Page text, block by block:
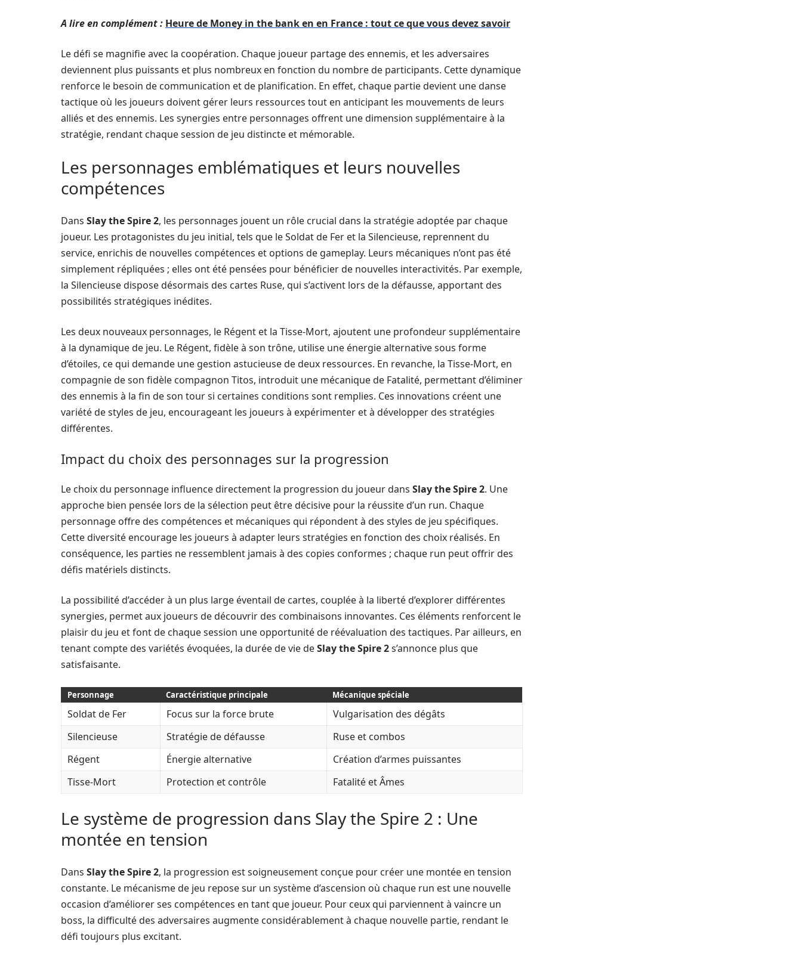
A lire en complément : Heure de Money in the bank en en France : tout ce que vous devez savoir
Le défi se magnifie avec la coopération. Chaque joueur partage des ennemis, et les adversaires
deviennent plus puissants et plus nombreux en fonction du nombre de participants. Cette dynamique
renforce le besoin de communication et de planification. En effet, chaque partie devient une danse
tactique où les joueurs doivent gérer leurs ressources tout en anticipant les mouvements de leurs
alliés et des ennemis. Les synergies entre personnages offrent une dimension supplémentaire à la
stratégie, rendant chaque session de jeu distincte et mémorable.
Les personnages emblématiques et leurs nouvelles
compétences
Dans Slay the Spire 2, les personnages jouent un rôle crucial dans la stratégie adoptée par chaque
joueur. Les protagonistes du jeu initial, tels que le Soldat de Fer et la Silencieuse, reprennent du
service, enrichis de nouvelles compétences et options de gameplay. Leurs mécaniques n’ont pas été
simplement répliquées ; elles ont été pensées pour bénéficier de nouvelles interactivités. Par exemple,
la Silencieuse dispose désormais des cartes Ruse, qui s’activent lors de la défausse, apportant des
possibilités stratégiques inédites.
Les deux nouveaux personnages, le Régent et la Tisse-Mort, ajoutent une profondeur supplémentaire
à la dynamique de jeu. Le Régent, fidèle à son trône, utilise une énergie alternative sous forme
d’étoiles, ce qui demande une gestion astucieuse de deux ressources. En revanche, la Tisse-Mort, en
compagnie de son fidèle compagnon Titos, introduit une mécanique de Fatalité, permettant d’éliminer
des ennemis à la fin de son tour si certaines conditions sont remplies. Ces innovations créent une
variété de styles de jeu, encourageant les joueurs à expérimenter et à développer des stratégies
différentes.
Impact du choix des personnages sur la progression
Le choix du personnage influence directement la progression du joueur dans Slay the Spire 2. Une
approche bien pensée lors de la sélection peut être décisive pour la réussite d’un run. Chaque
personnage offre des compétences et mécaniques qui répondent à des styles de jeu spécifiques.
Cette diversité encourage les joueurs à adapter leurs stratégies en fonction des choix réalisés. En
conséquence, les parties ne ressemblent jamais à des copies conformes ; chaque run peut offrir des
défis matériels distincts.
La possibilité d’accéder à un plus large éventail de cartes, couplée à la liberté d’explorer différentes
synergies, permet aux joueurs de découvrir des combinaisons innovantes. Ces éléments renforcent le
plaisir du jeu et font de chaque session une opportunité de réévaluation des tactiques. Par ailleurs, en
tenant compte des variétés évoquées, la durée de vie deSlay the Spire 2s’annonce plus que
satisfaisante.
Personnage Caractéristique principale Mécanique spéciale
Soldat de Fer Focus sur la force brute
Vulgarisation des dégâts
Silencieuse
Stratégie de défausse
Ruse et combos
Régent
Énergie alternative
Création d’armes puissantes
Tisse-Mort
Protection et contrôle Fatalité et Âmes
Le système de progression dans Slay the Spire 2 : Une
montée en tension
Dans Slay the Spire 2, la progression est soigneusement conçue pour créer une montée en tension
constante. Le mécanisme de jeu repose sur un système d’ascension où chaque run est une nouvelle
occasion d’améliorer ses compétences en tant que joueur. Pour ceux qui parviennent à vaincre un
boss, la difficulté des adversaires augmente considérablement à chaque nouvelle partie, rendant le
défi toujours plus excitant.